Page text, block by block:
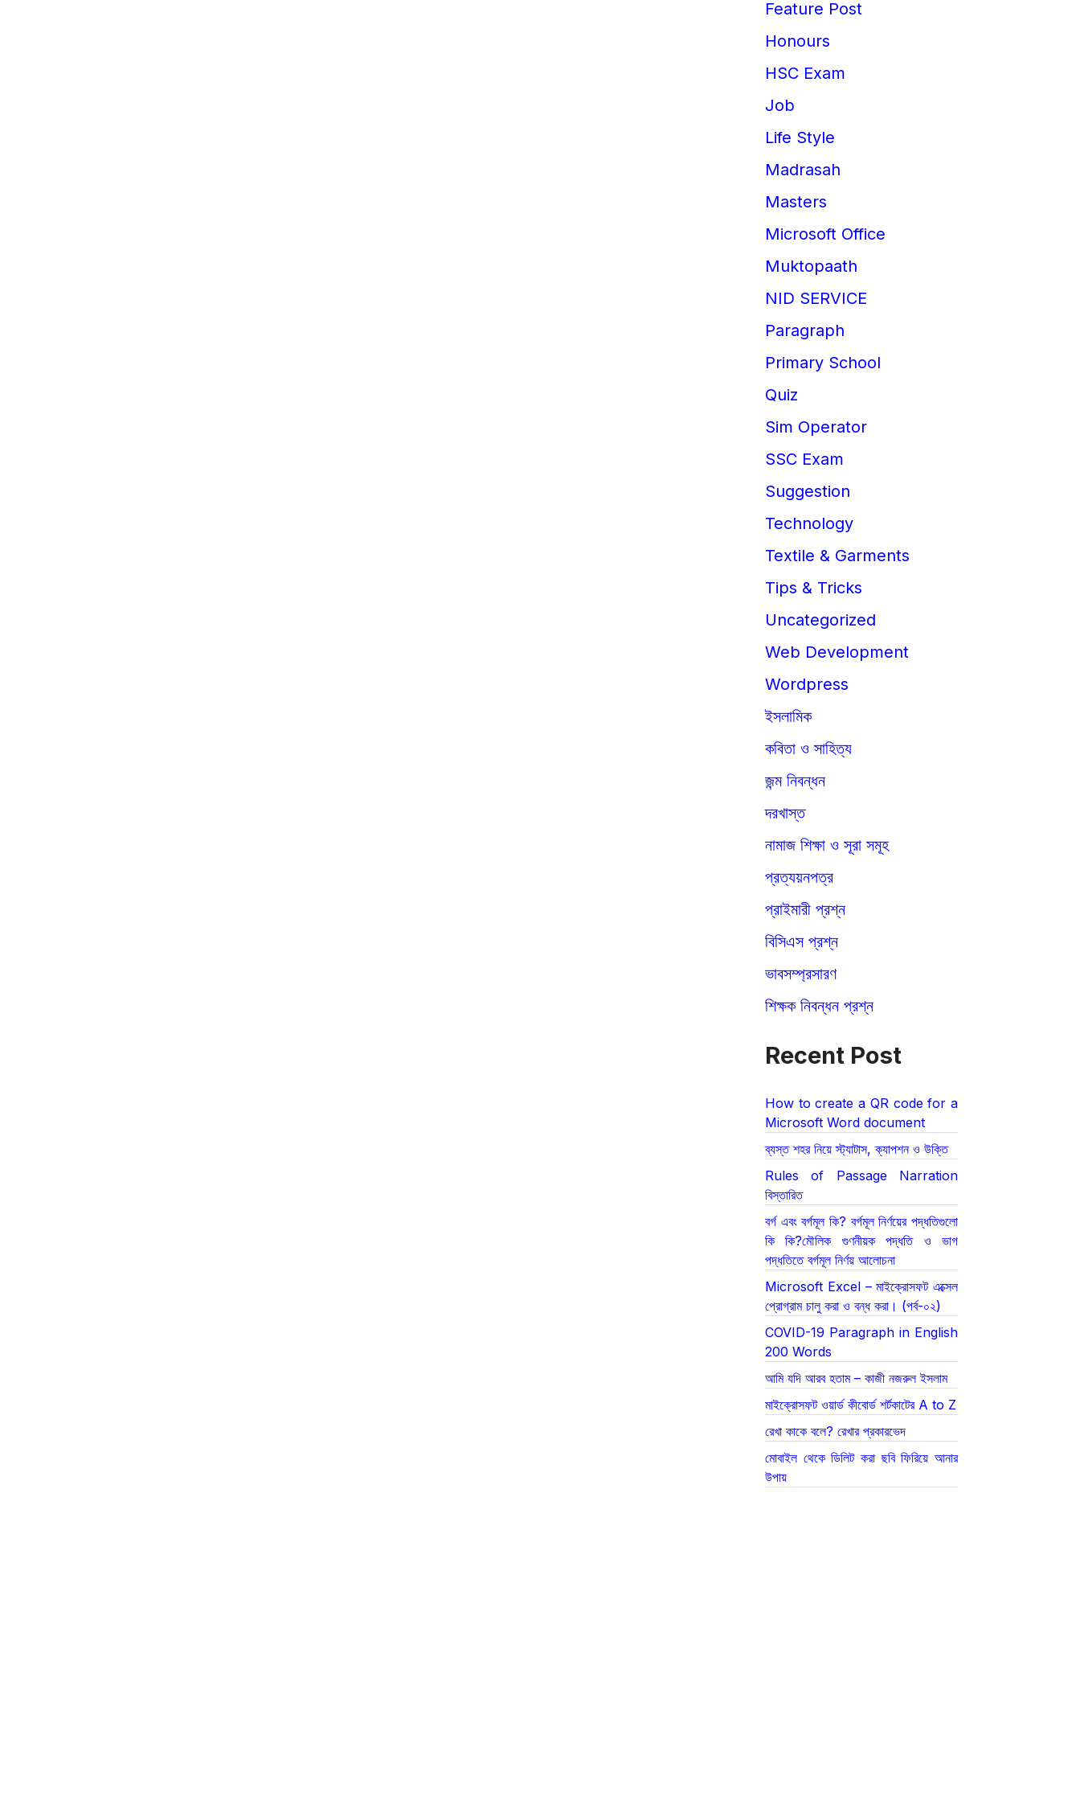
Feature Post
Honours
HSC Exam
Job
Life Style
Madrasah
Masters
Microsoft Office
Muktopaath
NID SERVICE
Paragraph
Primary School
Quiz
Sim Operator
SSC Exam
Suggestion
Technology
Textile & Garments
Tips & Tricks
Uncategorized
Web Development
Wordpress
ইসলামিক
কবিতা ও সাহিত্য
জন্ম নিবন্ধন
দরখাস্ত
নামাজ শিক্ষা ও সূরা সমূহ
প্রত্যয়নপত্র
প্রাইমারী প্রশ্ন
বিসিএস প্রশ্ন
ভাবসম্প্রসারণ
শিক্ষক নিবন্ধন প্রশ্ন
Recent Post
How to create a QR code for a
Microsoft Word document
ব্যস্ত শহর নিয়ে স্ট্যাটাস, ক্যাপশন ও উক্তি
Rules of Passage Narration
বিস্তারিত
বর্গ এবং বর্গমূল কি? বর্গমূল নির্ণয়ের পদ্ধতিগুলো
কি কি?মৌলিক গুণনীয়ক পদ্ধতি ও ভাগ
পদ্ধতিতে বর্গমূল নির্ণয় আলোচনা
Microsoft Excel – মাইক্রোসফট এক্সেল
প্রোগ্রাম চালু করা ও বন্ধ করা। (পর্ব-০২)
COVID-19 Paragraph in English
200 Words
আমি যদি আরব হতাম – কাজী নজরুল ইসলাম
মাইক্রোসফট ওয়ার্ড কীবোর্ড শর্টকাটের A to Z
রেখা কাকে বলে? রেখার প্রকারভেদ
মোবাইল থেকে ডিলিট করা ছবি ফিরিয়ে আনার
উপায়